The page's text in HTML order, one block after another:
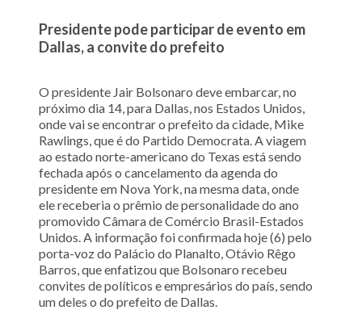
Presidente pode participar de evento em
Dallas, a convite do prefeito
O presidente Jair Bolsonaro deve embarcar, no
próximo dia 14, para Dallas, nos Estados Unidos,
onde vai se encontrar o prefeito da cidade, Mike
Rawlings, que é do Partido Democrata. A viagem
ao estado norte-americano do Texas está sendo
fechada após o cancelamento da agenda do
presidente em Nova York, na mesma data, onde
ele receberia o prêmio de personalidade do ano
promovido Câmara de Comércio Brasil-Estados
Unidos. A informação foi confirmada hoje (6) pelo
porta-voz do Palácio do Planalto, Otávio Rêgo
Barros, que enfatizou que Bolsonaro recebeu
convites de políticos e empresários do país, sendo
um deles o do prefeito de Dallas.